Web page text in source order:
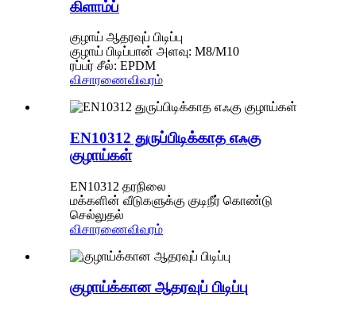
கிளாம்ப்
குழாய் ஆதரவுப் பிடிப்பு
குழாய் பிடிப்பான் அளவு: M8/M10
ரப்பர் சீல்: EPDM
விசாரணைவிவரம்
EN10312 துருப்பிடிக்காத எஃகு
குழாய்கள்
EN10312 தரநிலை
மக்களின் வீடுகளுக்கு குடிநீர் கொண்டு
செல்லுதல்
விசாரணைவிவரம்
குழாய்க்கான ஆதரவுப் பிடிப்பு